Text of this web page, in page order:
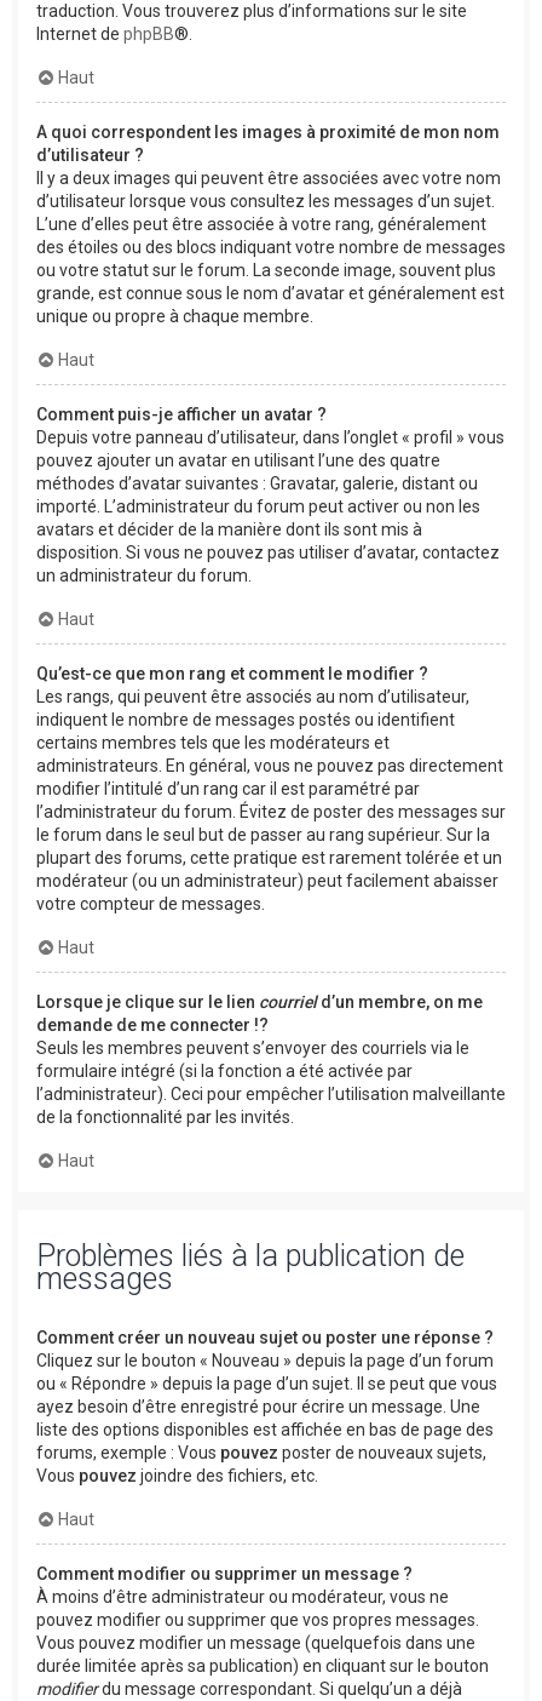
traduction. Vous trouverez plus d’informations sur le site
Internet de phpBB®.
Haut
A quoi correspondent les images à proximité de mon nom
d’utilisateur ?
Il y a deux images qui peuvent être associées avec votre nom
d’utilisateur lorsque vous consultez les messages d’un sujet.
L’une d’elles peut être associée à votre rang, généralement
des étoiles ou des blocs indiquant votre nombre de messages
ou votre statut sur le forum. La seconde image, souvent plus
grande, est connue sous le nom d’avatar et généralement est
unique ou propre à chaque membre.
Haut
Comment puis-je afficher un avatar ?
Depuis votre panneau d’utilisateur, dans l’onglet « profil » vous
pouvez ajouter un avatar en utilisant l’une des quatre
méthodes d’avatar suivantes : Gravatar, galerie, distant ou
importé. L’administrateur du forum peut activer ou non les
avatars et décider de la manière dont ils sont mis à
disposition. Si vous ne pouvez pas utiliser d’avatar, contactez
un administrateur du forum.
Haut
Qu’est-ce que mon rang et comment le modifier ?
Les rangs, qui peuvent être associés au nom d’utilisateur,
indiquent le nombre de messages postés ou identifient
certains membres tels que les modérateurs et
administrateurs. En général, vous ne pouvez pas directement
modifier l’intitulé d’un rang car il est paramétré par
l’administrateur du forum. Évitez de poster des messages sur
le forum dans le seul but de passer au rang supérieur. Sur la
plupart des forums, cette pratique est rarement tolérée et un
modérateur (ou un administrateur) peut facilement abaisser
votre compteur de messages.
Haut
Lorsque je clique sur le lien courrield’un membre, on me
demande de me connecter !?
Seuls les membres peuvent s’envoyer des courriels via le
formulaire intégré (si la fonction a été activée par
l’administrateur). Ceci pour empêcher l’utilisation malveillante
de la fonctionnalité par les invités.
Haut
Problèmes liés à la publication de
messages
Comment créer un nouveau sujet ou poster une réponse ?
Cliquez sur le bouton « Nouveau » depuis la page d’un forum
ou « Répondre » depuis la page d’un sujet. Il se peut que vous
ayez besoin d’être enregistré pour écrire un message. Une
liste des options disponibles est affichée en bas de page des
forums, exemple : Vous pouvez poster de nouveaux sujets,
Vous pouvez joindre des fichiers, etc.
Haut
Comment modifier ou supprimer un message ?
À moins d’être administrateur ou modérateur, vous ne
pouvez modifier ou supprimer que vos propres messages.
Vous pouvez modifier un message (quelquefois dans une
durée limitée après sa publication) en cliquant sur le bouton
modifierdu message correspondant. Si quelqu’un a déjà